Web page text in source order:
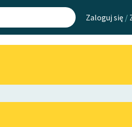
Zaloguj się /
do
Mapa Wolnych Lektur
Leśmianator